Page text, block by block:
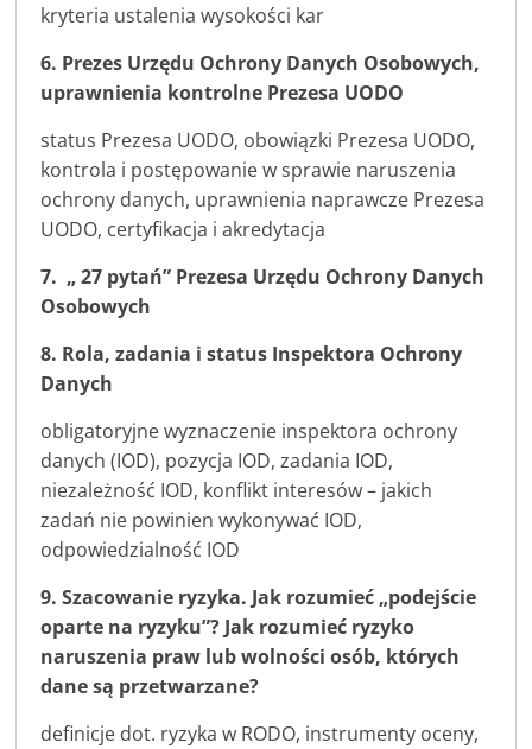
kryteria ustalenia wysokości kar
6. Prezes Urzędu Ochrony Danych Osobowych,
uprawnienia kontrolne Prezesa UODO
status Prezesa UODO, obowiązki Prezesa UODO,
kontrola i postępowanie w sprawie naruszenia
ochrony danych, uprawnienia naprawcze Prezesa
UODO, certyfikacja i akredytacja
7. „ 27 pytań” Prezesa Urzędu Ochrony Danych
Osobowych
8. Rola, zadania i status Inspektora Ochrony
Danych
obligatoryjne wyznaczenie inspektora ochrony
danych (IOD), pozycja IOD, zadania IOD,
niezależność IOD, konflikt interesów – jakich
zadań nie powinien wykonywać IOD,
odpowiedzialność IOD
9. Szacowanie ryzyka. Jak rozumieć „podejście
oparte na ryzyku”? Jak rozumieć ryzyko
naruszenia praw lub wolności osób, których
dane są przetwarzane?
definicje dot. ryzyka w RODO, instrumenty oceny,